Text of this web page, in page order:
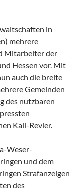
in
mehrere
Mitarbeiter der
Hessen vor. Mit
auch die breite
Gemeinden
des nutzbaren
Kali-Revier.
Weser-
und dem
Strafanzeigen
des